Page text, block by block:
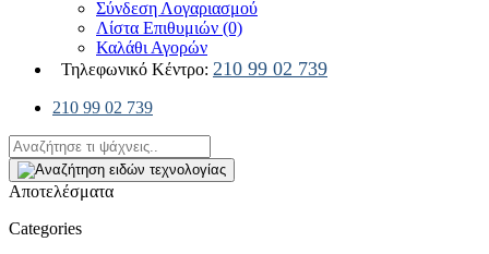
Σύνδεση Λογαριασμού
Λίστα Επιθυμιών (0)
Καλάθι Αγορών
Τηλεφωνικό Κέντρο: 210 99 02 739
210 99 02 739
Αποτελέσματα
Categories